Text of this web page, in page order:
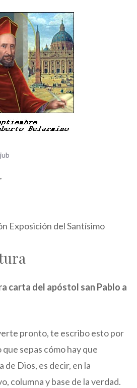
jub
Exposición del Santísimo
carta del apóstol san Pablo a
pronto, te escribo esto por
sepas cómo hay que
de Dios, es decir, en la
columna y base de la verdad.